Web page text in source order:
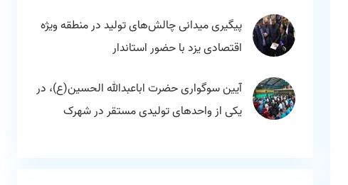
پیگیری میدانی چالش‌های تولید در منطقه ویژه
اقتصادی یزد با حضور استاندار
آیین سوگواری حضرت اباعبدالله الحسین(ع)، در
یکی از واحدهای تولیدی مستقر در شهرک